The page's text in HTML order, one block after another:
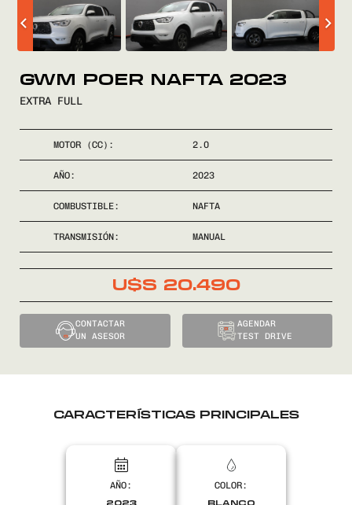
COMPRÁ
VENDÉ
NOSOTROS
CONTACTO
08002525
GWM POER NAFTA 2023
EXTRA FULL
MOTOR (CC): 2.0
AÑO: 2023
COMBUSTIBLE: NAFTA
TRANSMISIÓN: MANUAL
U$S 20.490
CONTACTAR
UN ASESOR
AGENDAR
TEST DRIVE
CARACTERÍSTICAS PRINCIPALES
AÑO:
2023
COLOR:
BLANCO